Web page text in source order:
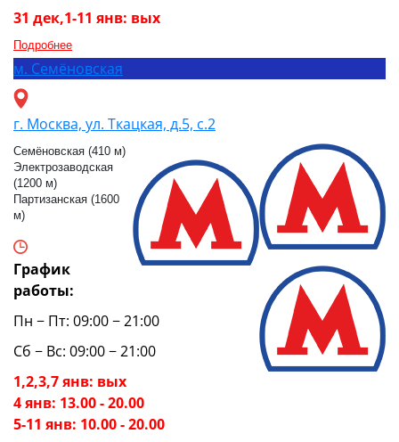
31 дек,1-11 янв: вых
Подробнее
м. Семёновская
г. Москва, ул. Ткацкая, д.5, с.2
Семёновская (410 м)
Электрозаводская
(1200 м)
Партизанская (1600
м)
График
работы:
Пн − Пт: 09:00 − 21:00
Сб − Вс: 09:00 − 21:00
1,2,3,7 янв: вых
4 янв: 13.00 - 20.00
5-11 янв: 10.00 - 20.00